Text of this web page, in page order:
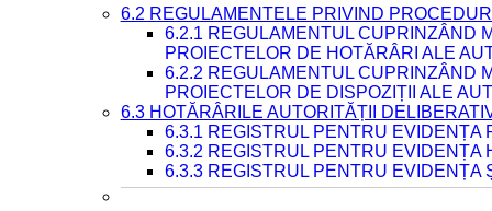
6.2 REGULAMENTELE PRIVIND
6.2.1 REGULAMENTUL CUPRINZÂND
PROIECTELOR DE HOTĂRÂRI ALE
6.2.2 REGULAMENTUL CUPRINZÂND
PROIECTELOR DE DISPOZIȚII ALE
6.3 HOTĂRÂRILE AUTORITĂȚII
6.3.1 REGISTRUL PENTRU EVIDENȚA
6.3.2 REGISTRUL PENTRU EVIDENȚA
6.3.3 REGISTRUL PENTRU EVIDENȚA